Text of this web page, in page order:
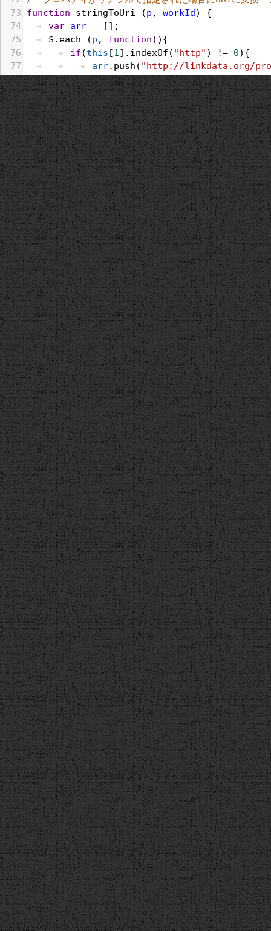
73
74
75
76
77
78
79
80
81
82
83
84
85
86
87
88
89
90
91
92
93
function
stringToUri (p , workId) {
var arr = [];
$ . each (p , function (){
if (this [1 ]. indexOf ( "http" ) != 0){
arr. push ( "http://linkdata.org/
encodeURIComponent
this [1 ]));
} else {
arr.push(this [1 ]);
}
})
return
arr ;
}
/* カラム名を設定 */
function
setColName(arr ) {
$.each(LV .property, function (){
var
col = {};
col. sTitle = this [ 0 ];
arr. push (col);
})
return
arr;
}